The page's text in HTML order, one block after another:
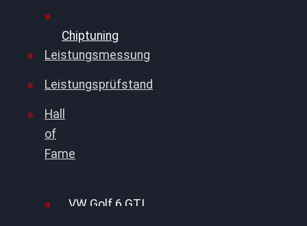
Chiptuning
Leistungsmessung
Leistungsprüfstand
Hall
of
Fame
VW Golf 6 GTI